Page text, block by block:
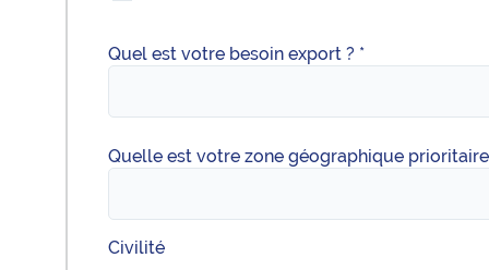
Quel est votre besoin export ? *
Quelle est votre zone géographique prioritaire
Civilité